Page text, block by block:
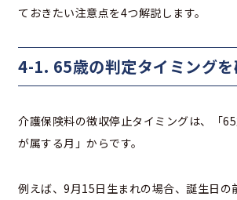
ておきたい注意点を4つ解説します。
4-1. 65歳の判定タイミングを
介護保険料の徴収停止タイミングは、「
が属する月」からです。
例えば、9月15日生まれの場合、誕生日の